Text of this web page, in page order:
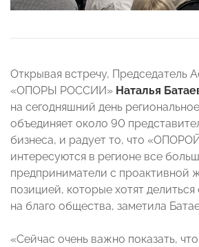
Открывая встречу, Председатель
«ОПОРЫ РОССИИ» Наталья
на сегодняшний день
объединяет около 90
бизнеса, и радует то, что
интересуются в регионе все
предприниматели с проактивной
позицией, которые хотят
на благо общества, заметила
«Сейчас очень важно показать,